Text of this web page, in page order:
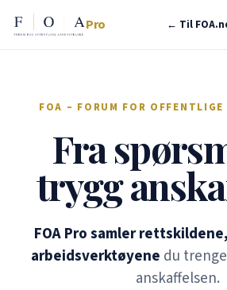
Pro ← Til
FOA – FORUM FOR OFFENTLIGE
Fra
trygg
FOA Pro samler
arbeidsverktøyene du
anskaffelsen.